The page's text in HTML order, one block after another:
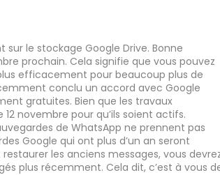
le stockage Google Drive. Bonne
prochain. Cela signifie que vous pouvez
efficacement pour beaucoup plus de
conclu un accord avec Google
gratuites. Bien que les travaux
novembre pour qu’ils soient actifs.
de WhatsApp ne prennent pas
Google qui ont plus d’un an seront
les anciens messages, vous
plus récemment. Cela dit, c’est à vous